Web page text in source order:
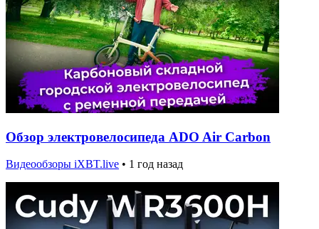
Обзор электровелосипеда ADO Air Carbon
Видеообзоры iXBT.live • 1 год назад